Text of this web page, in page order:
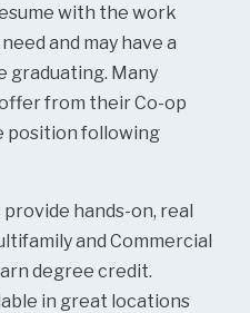
with the work
and may have a
graduating. Many
from their Co-op
position following
hands-on, real
and Commercial
degree credit.
in great locations